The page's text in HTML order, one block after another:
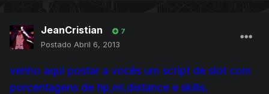
JeanCristian 7
Postado Abril 6, 2013
venho aqui postar a vocês um script de slot com
porcentagens de hp,ml,distance e skills,